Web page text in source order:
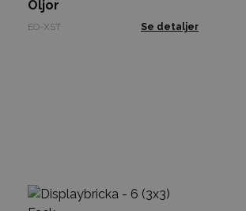
Oljor
EO-XST Se detaljer